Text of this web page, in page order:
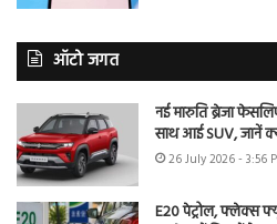
ऑटो जगत
नई मारुति ब्रेजा
साथ आई SUV, जानें
26 July 2026 - 3:56
E20 पेट्रोल, फ्लेक्स